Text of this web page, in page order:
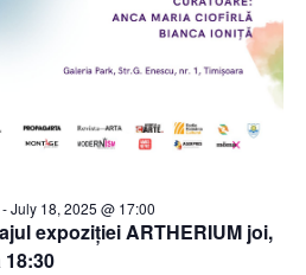
expoziției ARTHERIUM joi,
18:30
-July 18, 2025 @ 17:00